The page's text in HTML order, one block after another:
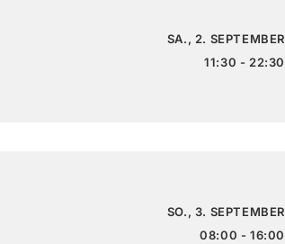
SA., 2. SEPTEMBER
11:30 - 22:30
SO., 3. SEPTEMBER
08:00 - 16:00